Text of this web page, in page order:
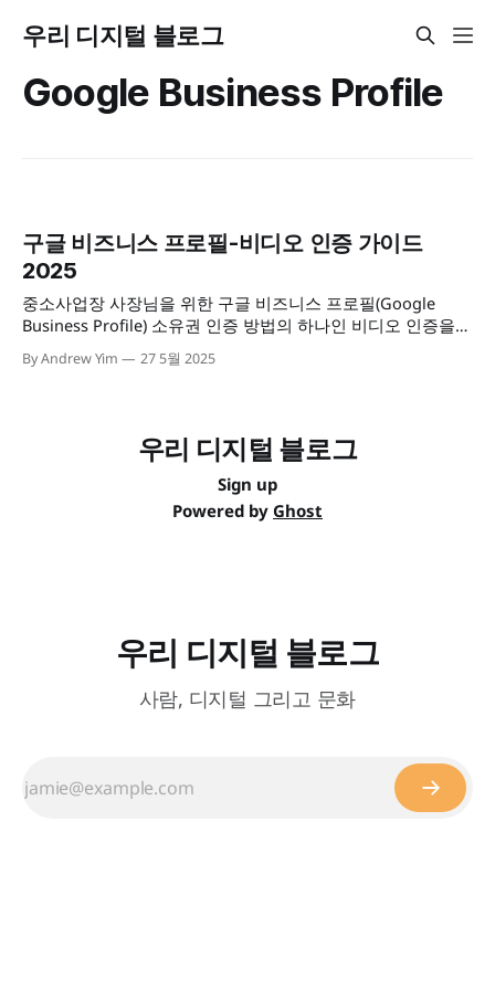
우리 디지털 블로그
Google Business Profile
구글 비즈니스 프로필-비디오 인증 가이드
2025
중소사업장 사장님을 위한 구글 비즈니스 프로필(Google
Business Profile) 소유권 인증 방법의 하나인 비디오 인증을
통해 사업장 소유를 확인받는 방법을 안내하고 있습니다.
By Andrew Yim 27 5월 2025
우리 디지털 블로그
Sign up
Powered by Ghost
우리 디지털 블로그
사람, 디지털 그리고 문화